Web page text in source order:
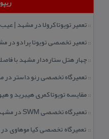
:: تعمیر تویوتا كرولا در مشهد |
:: تعمیر تخصصی تویوتا پرادو در
::چهار هتل‌ ستاره‌دار مشهد با فاصله زیر 5
:: تعمیرگاه تخصصی رنو داستر در مشهد | ۱۰ سال تجربه و
:: مقایسه تویوتا كمری هیبرید و
:: تعمیرگاه تخصصی SWM در مشهد | تعمیر موتور، گیربكس و عیب‌یابی برق
:: تعمیرگاه تخصصی كیا موهاوی